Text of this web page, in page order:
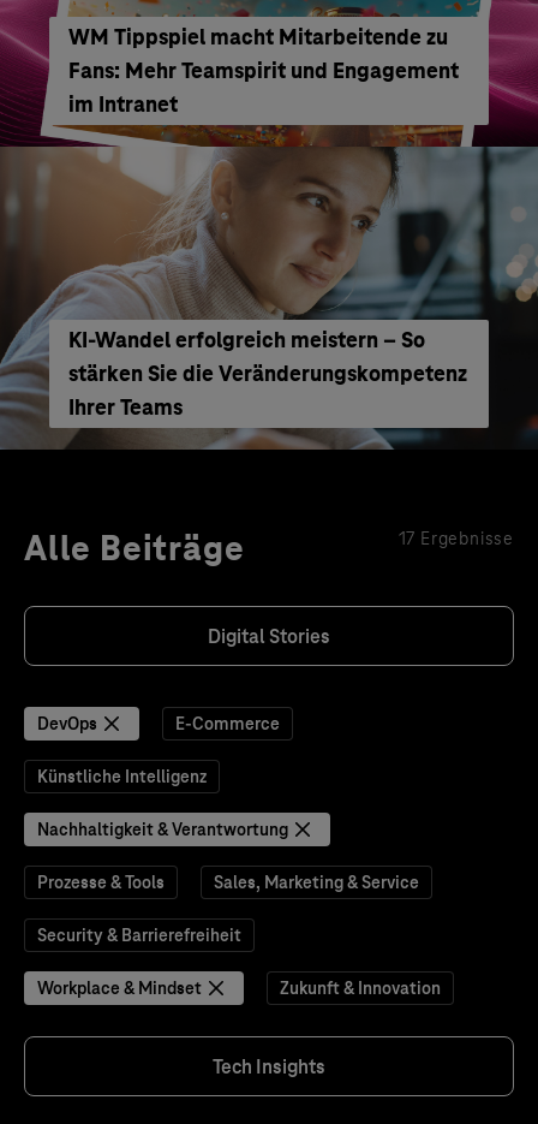
WM Tippspiel macht Mitarbeitende zu
Fans: Mehr Teamspirit und Engagement
im Intranet
KI-Wandel erfolgreich meistern – So
stärken Sie die Veränderungskompetenz
Ihrer Teams
Alle Beiträge 17 Ergebnisse
Digital Stories
DevOps E-Commerce
Künstliche Intelligenz
Nachhaltigkeit & Verantwortung
Prozesse & Tools Sales, Marketing & Service
Security & Barrierefreiheit
Workplace & Mindset Zukunft & Innovation
Tech Insights